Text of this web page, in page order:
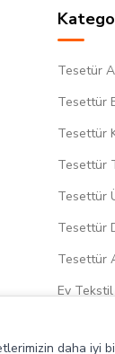
Tesetür
Tesettür
Tesettür
Tesettür
Tesettür
Tesettür
Tesettür
Ev Tekstil
daha iyi